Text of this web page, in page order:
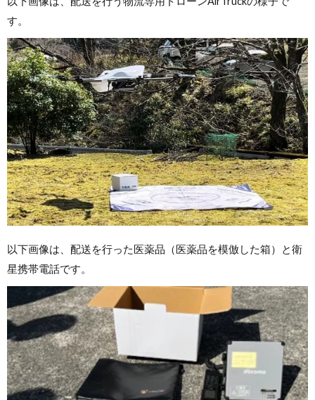
す。
以下画像は、配送を行った医薬品（医薬品を模倣した箱）と衛
星携帯電話です。